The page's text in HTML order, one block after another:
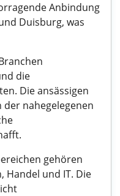
Anbindung
Duisburg, was
die
Die ansässigen
nahegelegenen
gehören
Handel und IT. Die